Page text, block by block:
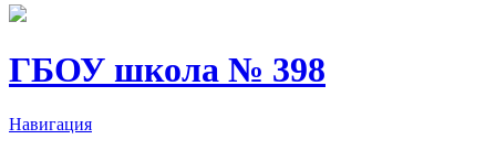
ГБОУ школа № 398
Навигация